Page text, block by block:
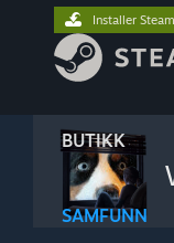
BUTIKK
SAMFUNN
Installer Steam